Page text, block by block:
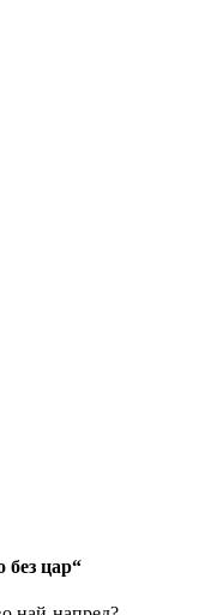
без цар“